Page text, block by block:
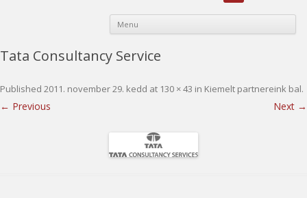
Menu
Tata Consultancy Service
Published 2011. november 29. kedd at 130 × 43 in Kiemelt partnereink bal.
← Previous Next →